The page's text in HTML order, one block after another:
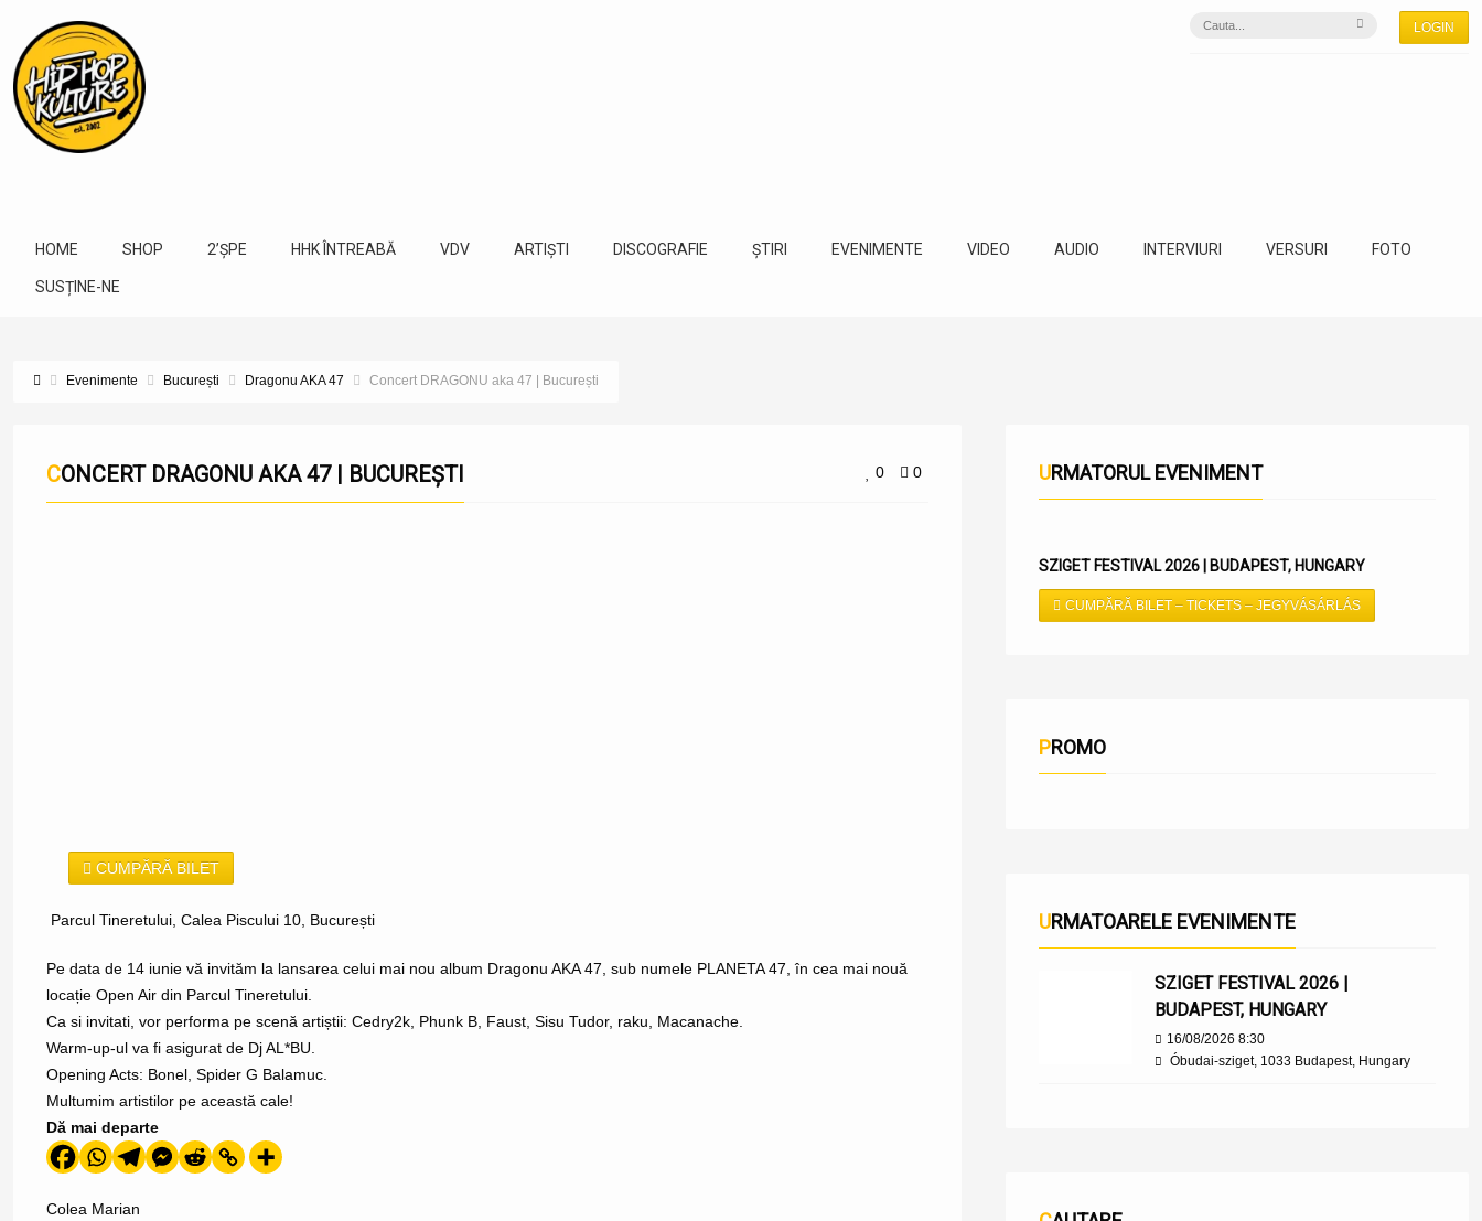
LOGIN
HOME SHOP 2’ȘPE HHK ÎNTREABĂ VDV ARTIȘTI DISCOGRAFIE ȘTIRI EVENIMENTE VIDEO AUDIO INTERVIURI VERSURI FOTO
SUSȚINE-NE
Evenimente București Dragonu AKA 47 Concert DRAGONU aka 47 | București
0 0
CONCERT DRAGONU AKA 47 | BUCUREȘTI
CUMPĂRĂ BILET
Parcul Tineretului, Calea Piscului 10, București
Pe data de 14 iunie vă invităm la lansarea celui mai nou album Dragonu AKA 47 , sub numele PLANETA 47, în cea mai nouă
locație Open Air din Parcul Tineretului.
Ca si invitati, vor performa pe scenă artiștii: Cedry2k Phunk B Faust Sisu Tudor, raku Macanache
Warm-up-ul va fi asigurat de Dj AL*BU
Opening Acts: Bonel , Spider G Balamuc.
Multumim artistilor pe această cale!
Dă mai departe
Colea Marian
URMATORUL EVENIMENT
SZIGET FESTIVAL 2026 | BUDAPEST, HUNGARY
CUMPĂRĂ BILET – TICKETS – JEGYVÁSÁRLÁS
PROMO
URMATOARELE EVENIMENTE
SZIGET FESTIVAL 2026 |
BUDAPEST, HUNGARY
16/08/2026 8:30
Óbudai-sziget, 1033 Budapest, Hungary